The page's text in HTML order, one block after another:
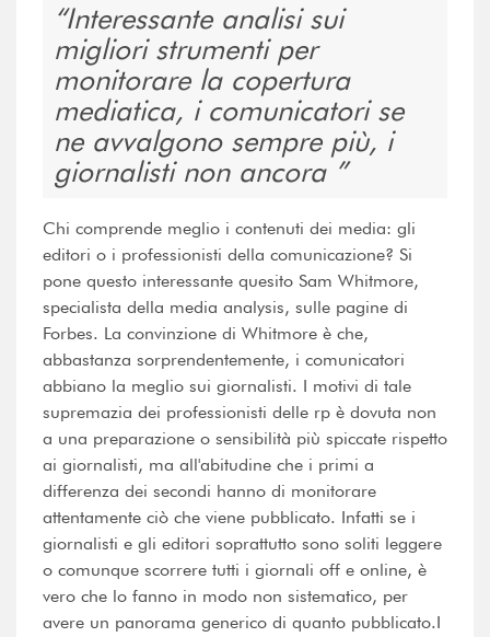
Interessante analisi sui
migliori strumenti per
monitorare la copertura
mediatica, i comunicatori se
ne avvalgono sempre più, i
giornalisti non ancora
Chi comprende meglio i contenuti dei media: gli
editori o i professionisti della comunicazione? Si
pone questo interessante quesito Sam Whitmore,
specialista della media analysis, sulle pagine di
Forbes. La convinzione di Whitmore è che,
abbastanza sorprendentemente, i comunicatori
abbiano la meglio sui giornalisti. I motivi di tale
supremazia dei professionisti delle rp è dovuta non
a una preparazione o sensibilità più spiccate rispetto
ai giornalisti, ma all'abitudine che i primi a
differenza dei secondi hanno di monitorare
attentamente ciò che viene pubblicato. Infatti se i
giornalisti e gli editori soprattutto sono soliti leggere
o comunque scorrere tutti i giornali off e online, è
vero che lo fanno in modo non sistematico, per
avere un panorama generico di quanto pubblicato.I